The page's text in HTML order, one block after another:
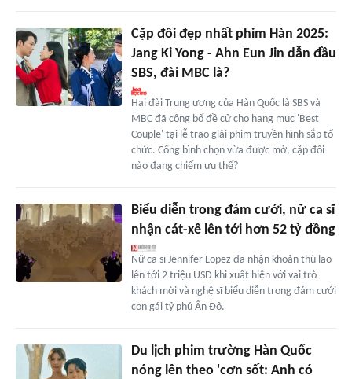
Cặp đôi đẹp nhất phim Hàn 2025:
Jang Ki Yong - Ahn Eun Jin dẫn đầu
SBS, đài MBC là?
Hai đài Trung ương của Hàn Quốc là SBS và
MBC đã công bố đề cử cho hạng mục 'Best
Couple' tại lễ trao giải phim truyền hình sắp tổ
chức. Cổng bình chọn vừa được mở, cặp đôi
nào đang chiếm ưu thế?
Biểu diễn trong đám cưới, nữ ca sĩ
nhận cát-xê lên tới hơn 52 tỷ đồng
Nữ ca sĩ Jennifer Lopez đã nhận khoản thù lao
lên tới 2 triệu USD khi xuất hiện với vai trò
khách mời và nghệ sĩ biểu diễn trong đám cưới
con gái tỷ phú Ấn Độ.
Du lịch phim trường Hàn Quốc
nóng lên theo 'cơn sốt: Anh có